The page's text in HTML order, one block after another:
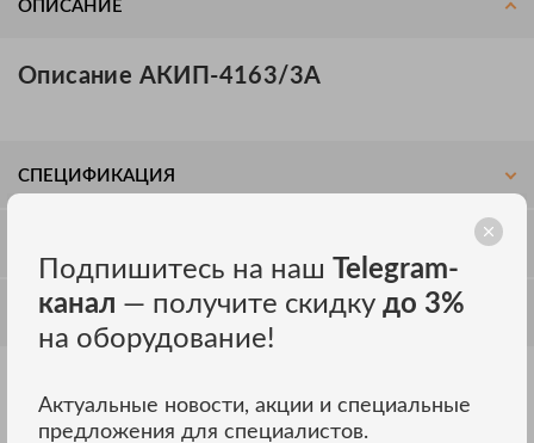
ОПИСАНИЕ
Описание АКИП-4163/3А
СПЕЦИФИКАЦИЯ
ОБСУЖДЕНИЕ
Другие модели АКИП ВСЕ МОДЕЛИ
Подпишитесь на наш Telegram-
канал — получите скидку до 3%
на оборудование!
Актуальные новости, акции и специальные
предложения для специалистов.